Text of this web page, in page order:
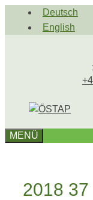
Deutsch
English
MENÜ
2018 37